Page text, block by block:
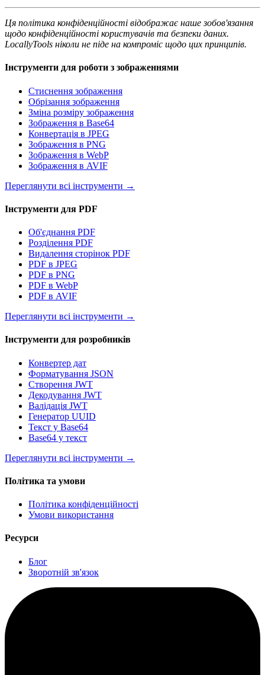
Ця політика конфіденційності відображає наше зобов'язання
щодо конфіденційності користувачів та безпеки даних.
LocallyTools ніколи не піде на компроміс щодо цих принципів.
Інструменти для роботи з зображеннями
Стиснення зображення
Обрізання зображення
Зміна розміру зображення
Зображення в Base64
Конвертація в JPEG
Зображення в PNG
Зображення в WebP
Зображення в AVIF
Переглянути всі інструменти →
Інструменти для PDF
Об'єднання PDF
Розділення PDF
Видалення сторінок PDF
PDF в JPEG
PDF в PNG
PDF в WebP
PDF в AVIF
Переглянути всі інструменти →
Інструменти для розробників
Конвертер дат
Форматування JSON
Створення JWT
Декодування JWT
Валідація JWT
Генератор UUID
Текст у Base64
Base64 у текст
Переглянути всі інструменти →
Політика та умови
Політика конфіденційності
Умови використання
Ресурси
Блог
Зворотній зв'язок